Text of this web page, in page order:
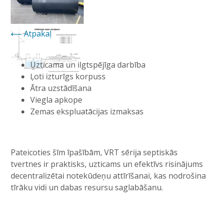
Atpakaļ
Uzticama un ilgtspējīga darbība
Ļoti izturīgs korpuss
Ātra uzstādīšana
Viegla apkope
Zemas ekspluatācijas izmaksas
Pateicoties šīm īpašībām, VRT sērija septiskās
tvertnes ir praktisks, uzticams un efektīvs risinājums
decentralizētai notekūdeņu attīrīšanai, kas nodrošina
tīrāku vidi un dabas resursu saglabāšanu.